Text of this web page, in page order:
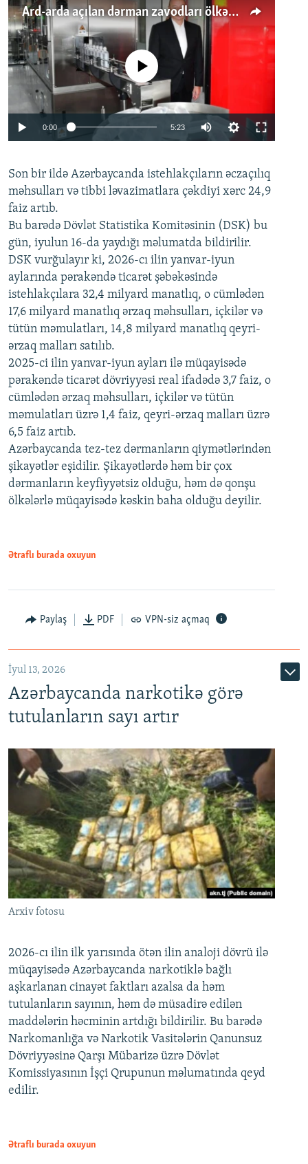
Ard-arda açılan dərman zavodları ölkənin tələbatını ödəyirmi?
Auto 240p 360p 480p
720p 1080p
No media source currently available
0:00 5:23
360p
480p
720p
1080p
Son bir ildə Azərbaycanda istehlakçıların əczaçılıq
məhsulları və tibbi ləvazimatlara çəkdiyi xərc 24,9
faiz artıb.
Bu barədə Dövlət Statistika Komitəsinin (DSK) bu
gün, iyulun 16-da yaydığı məlumatda bildirilir.
DSK vurğulayır ki, 2026-cı ilin yanvar-iyun
aylarında pərakəndə ticarət şəbəkəsində
istehlakçılara 32,4 milyard manatlıq, o cümlədən
17,6 milyard manatlıq ərzaq məhsulları, içkilər və
tütün məmulatları, 14,8 milyard manatlıq qeyri-
ərzaq malları satılıb.
2025-ci ilin yanvar-iyun ayları ilə müqayisədə
pərakəndə ticarət dövriyyəsi real ifadədə 3,7 faiz, o
cümlədən ərzaq məhsulları, içkilər və tütün
məmulatları üzrə 1,4 faiz, qeyri-ərzaq malları üzrə
6,5 faiz artıb.
Azərbaycanda tez-tez dərmanların qiymətlərindən
şikayətlər eşidilir. Şikayətlərdə həm bir çox
dərmanların keyfiyyətsiz olduğu, həm də qonşu
ölkələrlə müqayisədə kəskin baha olduğu deyilir.
Ətraflı burada oxuyun
Paylaş PDF VPN-siz açmaq
İyul 13, 2026
Azərbaycanda narkotikə görə
tutulanların sayı artır
Arxiv fotosu
2026-cı ilin ilk yarısında ötən ilin analoji dövrü ilə
müqayisədə Azərbaycanda narkotiklə bağlı
aşkarlanan cinayət faktları azalsa da həm
tutulanların sayının, həm də müsadirə edilən
maddələrin həcminin artdığı bildirilir. Bu barədə
Narkomanlığa və Narkotik Vasitələrin Qanunsuz
Dövriyyəsinə Qarşı Mübarizə üzrə Dövlət
Komissiyasının İşçi Qrupunun məlumatında qeyd
edilir.
Ətraflı burada oxuyun